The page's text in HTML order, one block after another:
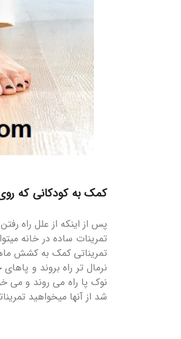
کمک به کودکانی که روی
پس از اینکه از علل راه
تمرینات ساده در خانه
تمریناتی کمک به کشش
نرمال تر راه بروند و
نوک پا راه می روند و می
شد از آنها میخواهید